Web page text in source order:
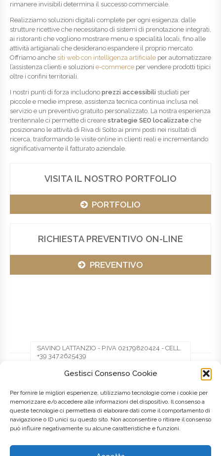
Gestisci Consenso Cookie
Per fornire le migliori esperienze, utilizziamo tecnologie come i cookie per
memorizzare e/o accedere alle informazioni del dispositivo. Il consenso a
queste tecnologie ci permetterà di elaborare dati come il comportamento di
navigazione o ID unici su questo sito. Non acconsentire o ritirare il consenso
può influire negativamente su alcune caratteristiche e funzioni.
rimanere invisibili determina il successo commerciale.
Realizziamo soluzioni digitali complete per ogni esigenza: dalle
strutture ricettive che necessitano di sistemi di prenotazione integrati,
ai ristoranti che vogliono mostrare menu e specialità locali, fino alle
attività artigianali che desiderano espandere il proprio mercato.
Offriamo anche siti web con intelligenza artificiale per automatizzare
l’assistenza clienti e soluzioni e-commerce per vendere prodotti tipici
oltre i confini territoriali.
I nostri punti di forza includono prezzi accessibili studiati per
piccole e medie imprese, assistenza tecnica continua inclusa nel
servizio e un preventivo gratuito personalizzato. La nostra esperienza
trentennale ci permette di creare strategie SEO localizzate che
posizionano le attività di Riva di Solto ai primi posti nei risultati di
ricerca, trasformando le visite online in clienti reali e incrementando
significativamente il fatturato aziendale.
VISITA IL NOSTRO PORTFOLIO
PORTFOLIO
RICHIESTA PREVENTIVO ON-LINE
PREVENTIVO
SAVINO LATTANZIO - P.IVA 02179820424 - CELL.
+39 347.2625439
Facebook Twitter Pinterest
LinkedIn
Posted on 8 Maggio 2016